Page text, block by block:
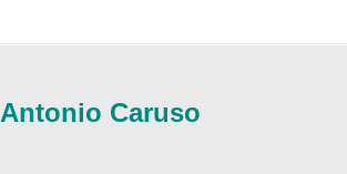
Antonio Caruso